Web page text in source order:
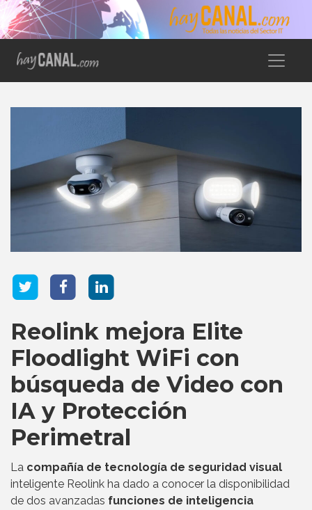
Reolink mejora Elite
Floodlight WiFi con
búsqueda de Video con
IA y Protección
Perimetral
La compañía de tecnología de seguridad visual
inteligente Reolink ha dado a conocer la disponibilidad
de dos avanzadas funciones de inteligencia